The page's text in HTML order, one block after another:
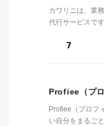
カワリニは、業
代行サービスです
7
Profiee（プロ
Profiee（プロフ
い自分をまるご